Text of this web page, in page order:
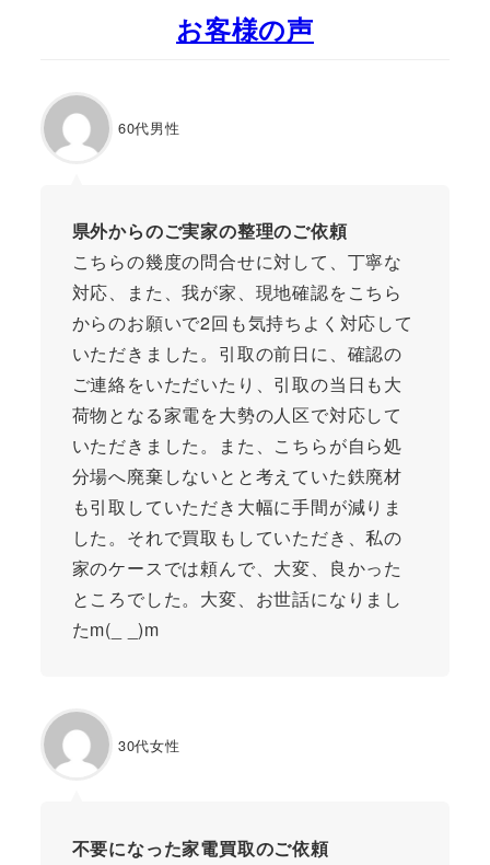
お客様の声
60代男性
県外からのご実家の整理のご依頼
こちらの幾度の問合せに対して、丁寧な
対応、また、我が家、現地確認をこちら
からのお願いで2回も気持ちよく対応して
いただきました。引取の前日に、確認の
ご連絡をいただいたり、引取の当日も大
荷物となる家電を大勢の人区で対応して
いただきました。また、こちらが自ら処
分場へ廃棄しないとと考えていた鉄廃材
も引取していただき大幅に手間が減りま
した。それで買取もしていただき、私の
家のケースでは頼んで、大変、良かった
ところでした。大変、お世話になりまし
たm(_ _)m
30代女性
不要になった家電買取のご依頼